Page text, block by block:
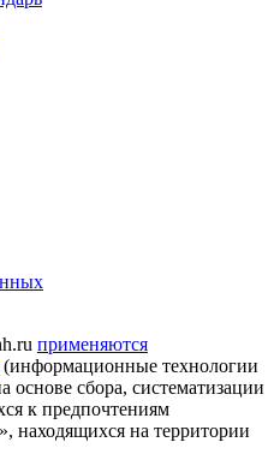
применяются
(информационные технологии
сбора, систематизации
к предпочтениям
находящихся на территории